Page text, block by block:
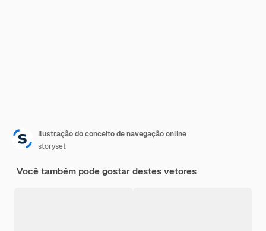
Ilustração do conceito de navegação online
storyset
Você também pode gostar destes vetores